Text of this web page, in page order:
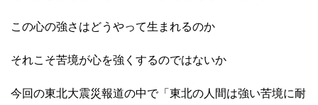
この心の強さはどうやって生まれるのか
それこそ苦境が心を強くするのではないか
今回の東北大震災報道の中で「東北の人間は強い苦境に耐